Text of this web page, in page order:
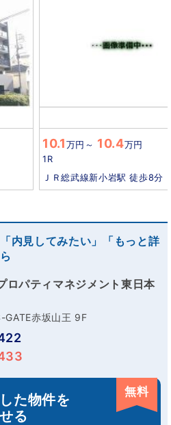
10.1万円 ～ 10.4万円
1R
ＪＲ総武線新小岩駅 徒歩8分
内見してみたい」「もっと詳
ロパティマネジメント東日本
GATE赤坂山王 9F
た物件を
る
無料